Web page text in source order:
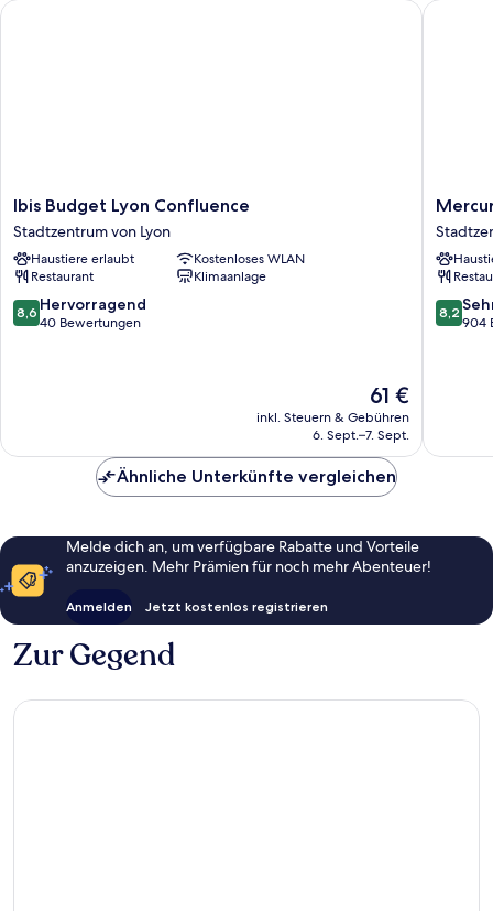
Ibis
Budget
Lyon
Confluence
Stadtzentrum
von
Lyon
Ibis Budget Lyon Confluence
Stadtzentrum von Lyon
Haustiere erlaubt
Kostenloses WLAN
Restaurant
Klimaanlage
8.6
von
8,6 Hervorragend
40 Bewertungen
Der
Preis
beträgt
61 €
inkl. Steuern & Gebühren
6. Sept.–7. Sept.
Ibis Budget Lyon Confluence
Mercure
Lyon
Centre
Château
von
8.2
von
8,2
904
Ähnliche Unterkünfte vergleichen
Melde dich an, um verfügbare Rabatte und Vorteile
anzuzeigen. Mehr Prämien für noch mehr Abenteuer!
Anmelden Jetzt kostenlos registrieren
Zur Gegend